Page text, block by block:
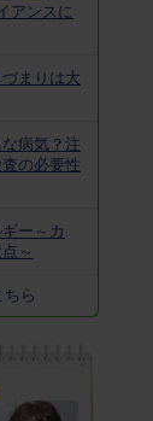
アンスに
まりは大
病気？注
の必要性
ー～カ
～
ら